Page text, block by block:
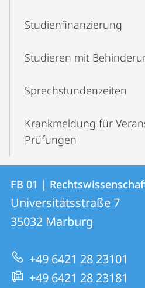
Studienfinanzierung
Studieren mit
Sprechstundenzeiten
Krankmeldung für
Prüfungen
Kontakt
und
Informationen
zur
Website
Kontaktinformationen
FB
01
Rechtswissenschaften
FB 01 |
Universitätsstraße 7
35032 Marburg
+49 6421 28 23101
+49 6421 28 23181